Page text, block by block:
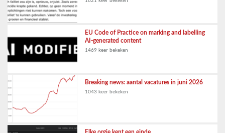
EU Code of Practice on marking and labelling
AI-generated content
1469 keer bekeken
Breaking news: aantal vacatures in juni 2026
1043 keer bekeken